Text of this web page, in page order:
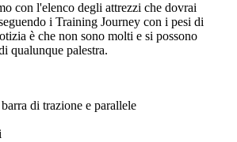
con l'elenco degli attrezzi che dovrai
i Training Journey con i pesi di
è che non sono molti e si possono
qualunque palestra.
di trazione e parallele